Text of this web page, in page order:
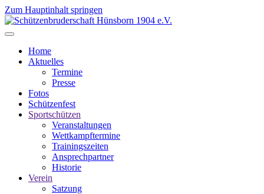
Zum Hauptinhalt springen
Home
Aktuelles
Termine
Presse
Fotos
Schützenfest
Sportschützen
Veranstaltungen
Wettkampftermine
Trainingszeiten
Ansprechpartner
Historie
Verein
Satzung